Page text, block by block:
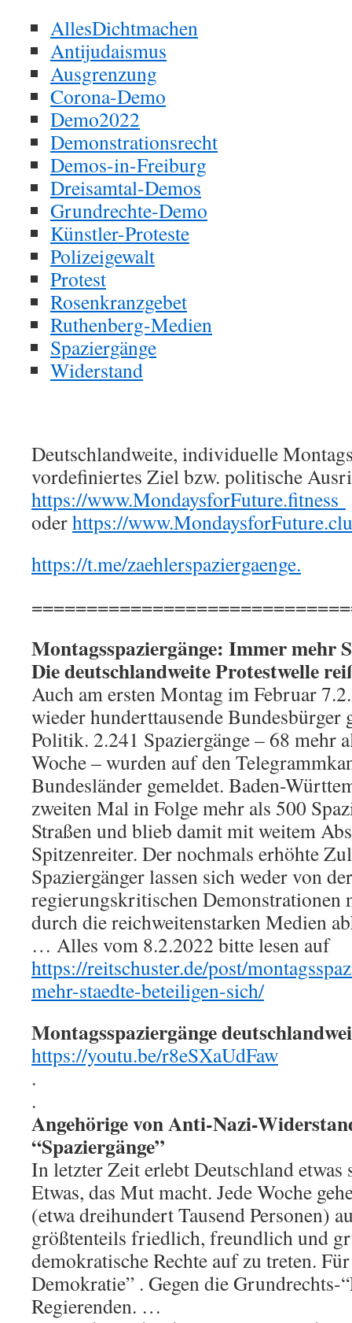
AllesDichtmachen
Antijudaismus
Ausgrenzung
Corona-Demo
Demo2022
Demonstrationsrecht
Demos-in-Freiburg
Dreisamtal-Demos
Grundrechte-Demo
Künstler-Proteste
Polizeigewalt
Protest
Rosenkranzgebet
Ruthenberg-Medien
Spaziergänge
Widerstand
Deutschlandweite, individuelle
vordefiniertes Ziel bzw. politische
https://www.MondaysforFuture.fitness
oderhttps://
https://t.me/zaehlerspaziergaenge.
Montagsspaziergänge: Immer mehr
Die deutschlandweite Protestwelle
Auch am ersten Montag im Februar
wieder hunderttausende Bundesbürger
Politik. 2.241 Spaziergänge – 68 mehr
Woche – wurden auf den
Bundesländer gemeldet. Baden-
zweiten Mal in Folge mehr als 500
Straßen und blieb damit mit weitem
Spitzenreiter. Der nochmals erhöhte
Spaziergänger lassen sich weder von
regierungskritischen Demonstrationen
durch die reichweitenstarken Medien
… Alles vom 8.2.2022 bitte lesen auf
https://reitschuster.de/post/
mehr-staedte-beteiligen-sich/
Montagsspaziergänge
https://youtu.be/r8eSXaUdFaw
.
.
Angehörige von Anti-Nazi-
“Spaziergänge”
In letzter Zeit erlebt Deutschland
Etwas, das Mut macht. Jede Woche
(etwa dreihundert Tausend Personen)
größtenteils friedlich, freundlich und
demokratische Rechte auf zu treten.
Demokratie” . Gegen die Grundrechts-
Regierenden. …